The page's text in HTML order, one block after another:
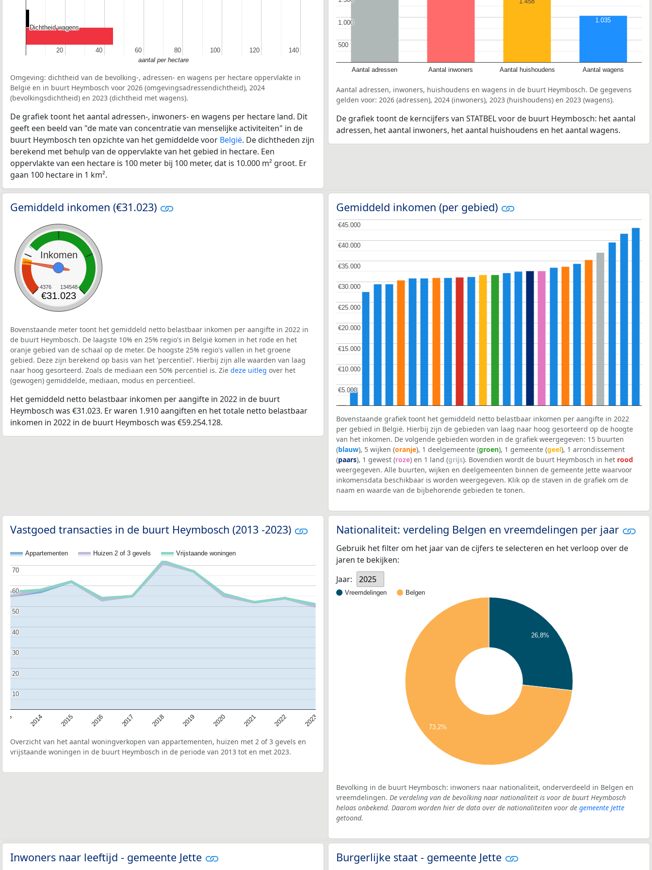
20
20 40
40 60
60 80
80 100
100 120
120 140
140
Dichtheid wagens
Dichtheid wagens
aantal per hectare
Omgeving: dichtheid van de bevolking-, adressen- en wagens per hectare oppervlakte in
België en in buurt Heymbosch voor 2026 (omgevingsadressendichtheid), 2024
(bevolkingsdichtheid) en 2023 (dichtheid met wagens).
De grafiek toont het aantal adressen-, inwoners- en wagens per hectare land. Dit
geeft een beeld van "de mate van concentratie van menselijke activiteiten" in de
buurt Heymbosch ten opzichte van het gemiddelde voor België. De dichtheden zijn
berekend met behulp van de oppervlakte van het gebied in hectare. Een
oppervlakte van een hectare is 100 meter bij 100 meter, dat is 10.000 m² groot. Er
gaan 100 hectare in 1 km².
Aantal adressen Aantal inwoners Aantal huishoudens Aantal wagens
500
500
1.000
1.000 1.035
Aantal adressen, inwoners, huishoudens en wagens in de buurt Heymbosch. De gegevens
gelden voor: 2026 (adressen), 2024 (inwoners), 2023 (huishoudens) en 2023 (wagens).
De grafiek toont de kerncijfers van STATBEL voor de buurt Heymbosch: het aantal
adressen, het aantal inwoners, het aantal huishoudens en het aantal wagens.
Gemiddeld inkomen (€31.023)
Inkomen
4376 134548
€31.023
Bovenstaande meter toont het gemiddeld netto belastbaar inkomen per aangifte in 2022 in
de buurt Heymbosch. De laagste 10% en 25% regio's in België komen in het rode en het
oranje gebied van de schaal op de meter. De hoogste 25% regio's vallen in het groene
gebied. Deze zijn berekend op basis van het 'percentiel'. Hierbij zijn alle waarden van laag
naar hoog gesorteerd. Zoals de mediaan een 50% percentiel is. Zie deze uitleg over het
(gewogen) gemiddelde, mediaan, modus en percentieel.
Het gemiddeld netto belastbaar inkomen per aangifte in 2022 in de buurt
Heymbosch was €31.023. Er waren 1.910 aangiften en het totale netto belastbaar
inkomen in 2022 in de buurt Heymbosch was €59.254.128.
Gemiddeld inkomen (per gebied)
€5.000
€5.000
€10.000
€10.000
€15.000
€15.000
€20.000
€20.000
€25.000
€25.000
€30.000
€30.000
€35.000
€35.000
€40.000
€40.000
€45.000
€45.000
Bovenstaande grafiek toont het gemiddeld netto belastbaar inkomen per aangifte in 2022
per gebied in België. Hierbij zijn de gebieden van laag naar hoog gesorteerd op de hoogte
van het inkomen. De volgende gebieden worden in de grafiek weergegeven: 15 buurten
(blauw), 5 wijken (oranje), 1 deelgemeente (groen), 1 gemeente (geel), 1 arrondissement
(paars), 1 gewest (roze) en 1 land (grijs). Bovendien wordt de buurt Heymbosch in het rood
weergegeven. Alle buurten, wijken en deelgemeenten binnen de gemeente Jette waarvoor
inkomensdata beschikbaar is worden weergegeven. Klik op de staven in de grafiek om de
naam en waarde van de bijbehorende gebieden te tonen.
Vastgoed transacties in de buurt Heymbosch (2013 -2023)
Appartementen Huizen 2 of 3 gevels Vrijstaande woningen
2014 2015 2016 2017 2018 2019 2020 2021 2022 2023
10
10
20
20
30
30
40
40
50
50
60
60
70
70
Overzicht van het aantal woningverkopen van appartementen, huizen met 2 of 3 gevels en
vrijstaande woningen in de buurt Heymbosch in de periode van 2013 tot en met 2023.
Nationaliteit: verdeling Belgen en vreemdelingen per jaar
Gebruik het filter om het jaar van de cijfers te selecteren en het verloop over de
jaren te bekijken:
Jaar:
2025
Vreemdelingen Belgen
26,8%
73,2%
Bevolking in de buurt Heymbosch: inwoners naar nationaliteit, onderverdeeld in Belgen en
vreemdelingen. De verdeling van de bevolking naar nationaliteit is voor de buurt Heymbosch
helaas onbekend. Daarom worden hier de data over de nationaliteiten voor de gemeente Jette
getoond.
Inwoners naar leeftijd - gemeente Jette Burgerlijke staat - gemeente Jette